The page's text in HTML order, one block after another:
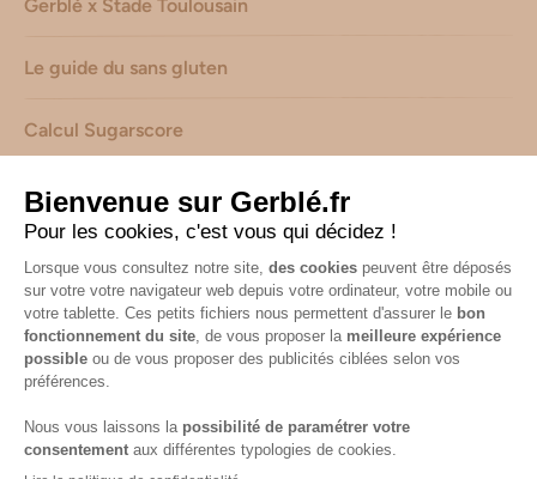
Gerblé x Stade Toulousain
Le guide du sans gluten
Calcul Sugarscore
Suivez-nous sur les réseaux !
Mentions légales Consignes de tri de nos emballages
Caractéristiques environnementales de nos emballages
(informations AGEC) -Avis & notes collectés parShopadvizor